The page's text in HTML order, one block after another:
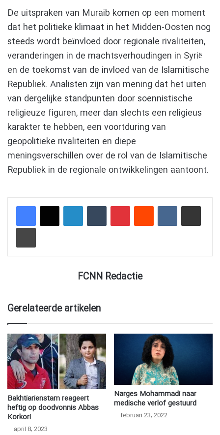
De uitspraken van Muraib komen op een moment
dat het politieke klimaat in het Midden-Oosten nog
steeds wordt beïnvloed door regionale rivaliteiten,
veranderingen in de machtsverhoudingen in Syrië
en de toekomst van de invloed van de Islamitische
Republiek. Analisten zijn van mening dat het uiten
van dergelijke standpunten door soennistische
religieuze figuren, meer dan slechts een religieus
karakter te hebben, een voortduring van
geopolitieke rivaliteiten en diepe
meningsverschillen over de rol van de Islamitische
Republiek in de regionale ontwikkelingen aantoont.
LinkedInTumblrPinterestReddit VKontakteDelen via e-mail
Afdrukken
FCNN Redactie
Gerelateerde artikelen
Bakhtiarienstam reageert
heftig op doodvonnis Abbas
Korkori
april 8, 2023
Narges Mohammadi naar
medische verlof gestuurd
februari 23, 2022